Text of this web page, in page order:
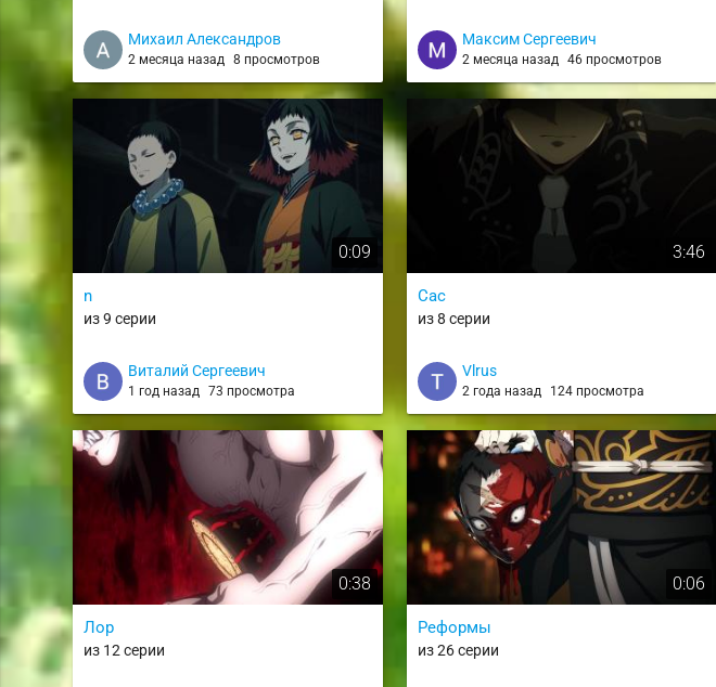
Михаил Александров
2 месяца назад 8 просмотров
Максим Сергеевич
2 месяца назад 46 просмотров
0:09
n
из 9 серии
Виталий Сергеевич
1 год назад 73 просмотра
3:46
Сас
из 8 серии
Vlrus
2 года назад 124 просмотра
0:38
Лор
из 12 серии
0:06
Реформы
из 26 серии